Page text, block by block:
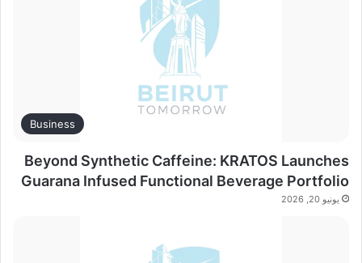
Business
Beyond Synthetic Caffeine: KRATOS Launches
Guarana Infused Functional Beverage Portfolio
يونيو 20, 2026